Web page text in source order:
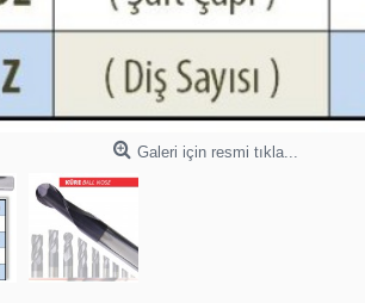
Galeri için resmi tıkla...